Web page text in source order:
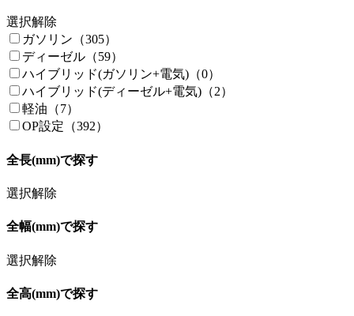
選択解除
ガソリン（305）
ディーゼル（59）
ハイブリッド(ガソリン+電気)（0）
ハイブリッド(ディーゼル+電気)（2）
軽油（7）
OP設定（392）
全長(mm)で探す
選択解除
全幅(mm)で探す
選択解除
全高(mm)で探す